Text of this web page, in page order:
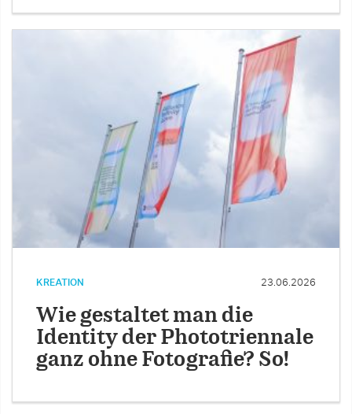
KREATION 23.06.2026
Wie gestaltet man die
Identity der Phototriennale
ganz ohne Fotografie? So!